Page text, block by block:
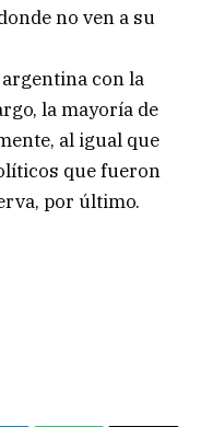
no ven a su
con la
la mayoría de
al igual que
que fueron
por último.